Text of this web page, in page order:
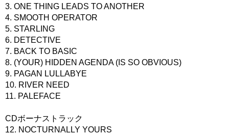
3. ONE THING LEADS TO ANOTHER
4. SMOOTH OPERATOR
5. STARLING
6. DETECTIVE
7. BACK TO BASIC
8. (YOUR) HIDDEN AGENDA (IS SO OBVIOUS)
9. PAGAN LULLABYE
10. RIVER NEED
11. PALEFACE
CDボーナストラック
12. NOCTURNALLY YOURS